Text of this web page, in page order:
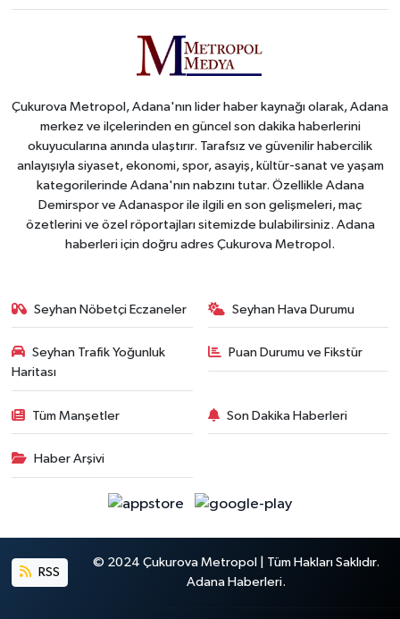
Çukurova Metropol, Adana'nın lider haber kaynağı olarak, Adana
merkez ve ilçelerinden en güncel son dakika haberlerini
okuyucularına anında ulaştırır. Tarafsız ve güvenilir habercilik
anlayışıyla siyaset, ekonomi, spor, asayiş, kültür-sanat ve yaşam
kategorilerinde Adana'nın nabzını tutar. Özellikle Adana
Demirspor ve Adanaspor ile ilgili en son gelişmeleri, maç
özetlerini ve özel röportajları sitemizde bulabilirsiniz. Adana
haberleri için doğru adres Çukurova Metropol.
Seyhan Nöbetçi Eczaneler Seyhan Hava Durumu
Seyhan Trafik Yoğunluk
Haritası
Puan Durumu ve Fikstür
Tüm Manşetler Son Dakika Haberleri
Haber Arşivi
RSS
© 2024 Çukurova Metropol | Tüm Hakları Saklıdır.
Adana Haberleri.